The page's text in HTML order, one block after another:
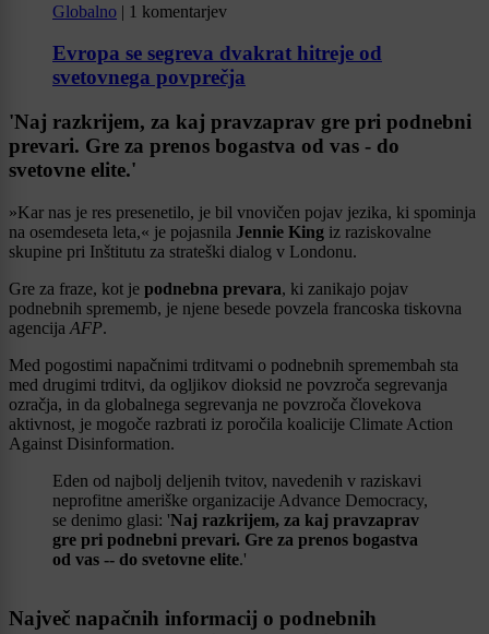
Globalno | 1 komentarjev
Evropa se segreva dvakrat hitreje od
svetovnega povprečja
'Naj razkrijem, za kaj pravzaprav gre pri podnebni
prevari. Gre za prenos bogastva od vas - do
svetovne elite.'
»Kar nas je res presenetilo, je bil vnovičen pojav jezika, ki spominja
na osemdeseta leta,« je pojasnila Jennie King iz raziskovalne
skupine pri Inštitutu za strateški dialog v Londonu.
Gre za fraze, kot je podnebna prevara, ki zanikajo pojav
podnebnih sprememb, je njene besede povzela francoska tiskovna
agencija AFP.
Med pogostimi napačnimi trditvami o podnebnih spremembah sta
med drugimi trditvi, da ogljikov dioksid ne povzroča segrevanja
ozračja, in da globalnega segrevanja ne povzroča človekova
aktivnost, je mogoče razbrati iz poročila koalicije Climate Action
Against Disinformation.
Eden od najbolj deljenih tvitov, navedenih v raziskavi
neprofitne ameriške organizacije Advance Democracy,
se denimo glasi: 'Naj razkrijem, za kaj pravzaprav
gre pri podnebni prevari. Gre za prenos bogastva
od vas -- do svetovne elite.'
Največ napačnih informacij o podnebnih